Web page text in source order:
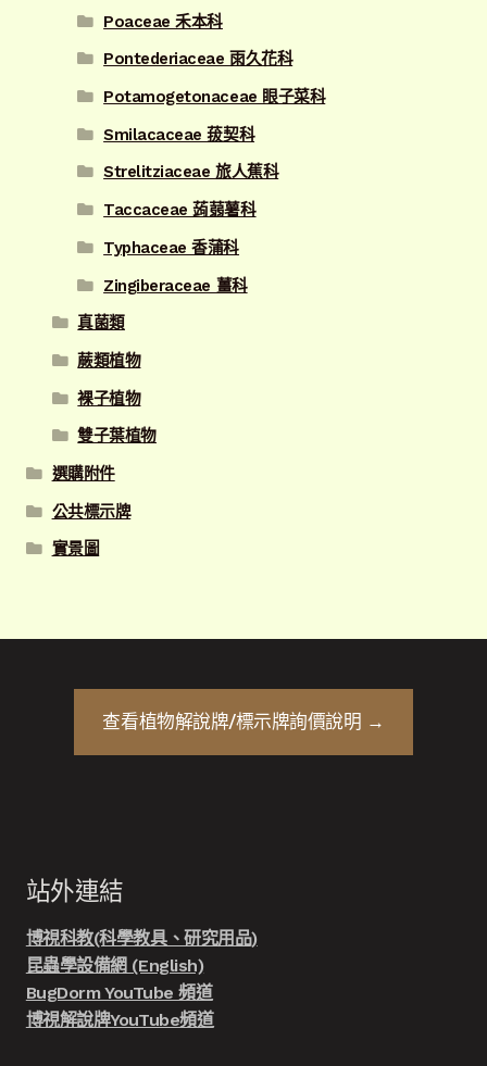
Poaceae 禾本科
Pontederiaceae 雨久花科
Potamogetonaceae 眼子菜科
Smilacaceae 菝契科
Strelitziaceae 旅人蕉科
Taccaceae 蒟蒻薯科
Typhaceae 香蒲科
Zingiberaceae 薑科
真菌類
蕨類植物
裸子植物
雙子葉植物
選購附件
公共標示牌
實景圖
查看植物解說牌/標示牌詢價說明 →
站外連結
博視科教(科學教具、研究用品)
昆蟲學設備網 (English)
BugDorm YouTube 頻道
博視解說牌YouTube頻道